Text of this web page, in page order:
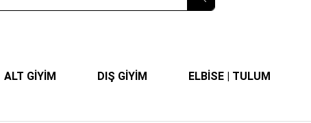
ALT GİYİM DIŞ GİYİM ELBİSE | TULUM